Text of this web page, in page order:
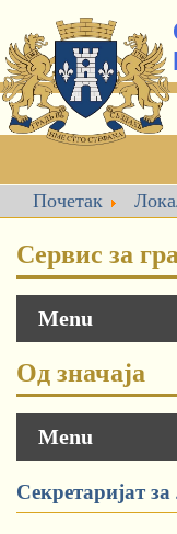
Почетак
Сервис за
Menu
Од значаја
Menu
Секретаријат